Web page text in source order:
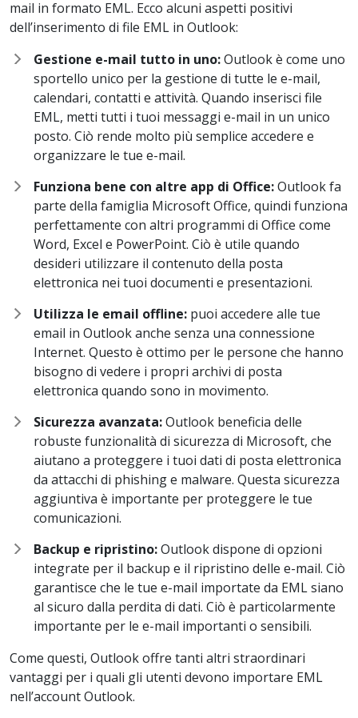
mail in formato EML. Ecco alcuni aspetti positivi
dell’inserimento di file EML in Outlook:
Gestione e-mail tutto in uno:Outlook è come uno
sportello unico per la gestione di tutte le e-mail,
calendari, contatti e attività. Quando inserisci file
EML, metti tutti i tuoi messaggi e-mail in un unico
posto. Ciò rende molto più semplice accedere e
organizzare le tue e-mail.
Funziona bene con altre app di Office:Outlook fa
parte della famiglia Microsoft Office, quindi funziona
perfettamente con altri programmi di Office come
Word, Excel e PowerPoint. Ciò è utile quando
desideri utilizzare il contenuto della posta
elettronica nei tuoi documenti e presentazioni.
Utilizza le email offline: puoi accedere alle tue
email in Outlook anche senza una connessione
Internet. Questo è ottimo per le persone che hanno
bisogno di vedere i propri archivi di posta
elettronica quando sono in movimento.
Sicurezza avanzata:Outlook beneficia delle
robuste funzionalità di sicurezza di Microsoft, che
aiutano a proteggere i tuoi dati di posta elettronica
da attacchi di phishing e malware. Questa sicurezza
aggiuntiva è importante per proteggere le tue
comunicazioni.
Backup e ripristino:Outlook dispone di opzioni
integrate per il backup e il ripristino delle e-mail. Ciò
garantisce che le tue e-mail importate da EML siano
al sicuro dalla perdita di dati. Ciò è particolarmente
importante per le e-mail importanti o sensibili.
Come questi, Outlook offre tanti altri straordinari
vantaggi per i quali gli utenti devono importare EML
nell’account Outlook.